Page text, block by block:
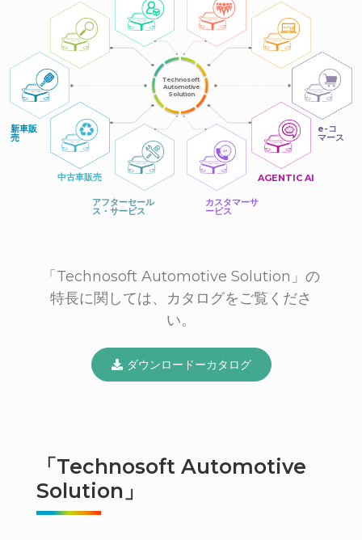
AGENTIC AI
e-コ
マース
新車販
売
アフターセール
ス・サービス
中古車販売
カスタマーサ
ービス
Technosoft
Automotive
Solution
「Technosoft Automotive Solution」の
特長に関しては、カタログをご覧くださ
い。
ダウンロードーカタログ
「Technosoft Automotive
Solution」